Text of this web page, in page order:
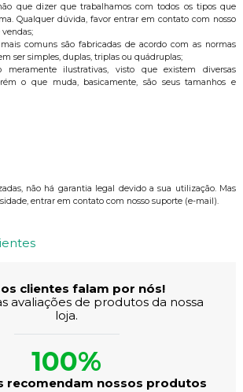
que dizer que trabalhamos com todos os tipos que
Qualquer dúvida, favor entrar em contato com nosso
comuns são fabricadas de acordo com as normas
ser simples, duplas, triplas ou quádruplas;
meramente ilustrativas, visto que existem diversas
o que muda, basicamente, são seus tamanhos e
não há garantia legal devido a sua utilização. Mas
entrar em contato com nosso suporte (e-mail).
clientes falam por nós!
avaliações de produtos da nossa
loja.
100%
recomendam nossos produtos